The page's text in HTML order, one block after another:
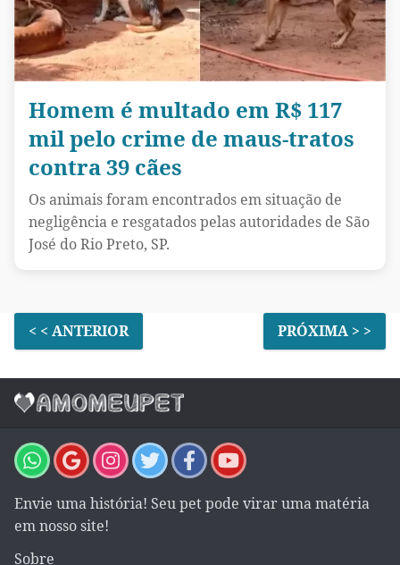
Homem é multado em R$ 117
mil pelo crime de maus-tratos
contra 39 cães
Os animais foram encontrados em situação de
negligência e resgatados pelas autoridades de São
José do Rio Preto, SP.
< < ANTERIOR PRÓXIMA > >
Envie uma história! Seu pet pode virar uma matéria
em nosso site!
Sobre